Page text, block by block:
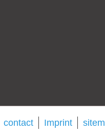
contact Imprint